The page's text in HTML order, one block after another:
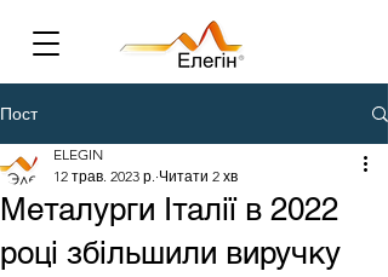
Пост
Металурги Італії в 2022
році збільшили виручку
ELEGIN
12 трав. 2023 р. Читати 2 хв